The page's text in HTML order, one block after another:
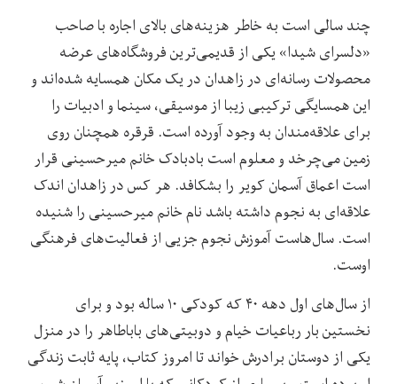
چند سالی است به خاطر هزینه‌های بالای اجاره با صاحب
«دلسرای شیدا» یکی از قدیمی‌ترین فروشگاه‌های عرضه
محصولات رسانه‌ای در زاهدان در یک مکان همسایه شده‌اند و
این همسایگی ترکیبی زیبا از موسیقی، سینما و ادبیات را
برای علاقه‌مندان به وجود آورده است. قرقره همچنان روی
زمین می‌چرخد و معلوم است بادبادک خانم میرحسینی قرار
است اعماق آسمان کویر را بشکافد. هر کس در زاهدان اندک
علاقه‌ای به نجوم داشته باشد نام خانم میرحسینی را شنیده
است. سال‌هاست آموزش نجوم جزیی از فعالیت‌های فرهنگی
اوست.
از سال‌های اول دهه ۴۰ که کودکی ۱۰ ساله بود و برای
نخستین بار رباعیات خیام و دوبیتی‌های باباطاهر را در منزل
یکی از دوستان برادرش خواند تا امروز کتاب، پایه ثابت زندگی